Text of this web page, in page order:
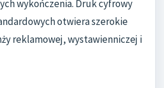
wykończenia. Druk cyfrowy
otwiera szerokie
reklamowej, wystawienniczej i